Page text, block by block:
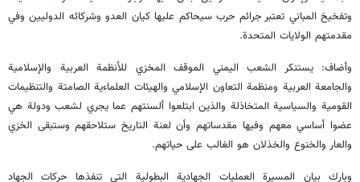
وتفخيخ المباني تعتبر جرائم حرب سيحاكم عليها كيان العدو وشركائه الدوليين وفي
مقدمتهم الولايات المتحدة.
وأضاف: يستنكر الشعب اليمني الموقف المخزي للأنظمة العربية والإسلامية
والجامعة العربية ومنظمة التعاون الإسلامي والهيئات العلماءية الصامتة والتنظيمات
القومية والسياسية المتخاذلة والذين ابتلعوا ألسنتهم عما يجري لشعب ودولة هي
عضوا أساسي معهم وفيها مقدساتهم وأن لعنة التاريخ ستلاحقهم وستبقى الخزي
والعار والخنوع والخذلان هو الغالب على حياتهم.
وبارك بيان المسيرة العمليات الجهادية البطولية التي تنفذها حركات الجهاد